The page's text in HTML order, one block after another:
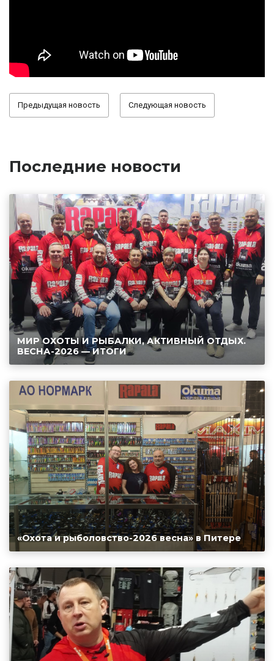
Предыдущая новость Следующая новость
Последние новости
МИР ОХОТЫ И РЫБАЛКИ, АКТИВНЫЙ ОТДЫХ.
ВЕСНА-2026 — ИТОГИ
«Охота и рыболовство-2026 весна» в Питере